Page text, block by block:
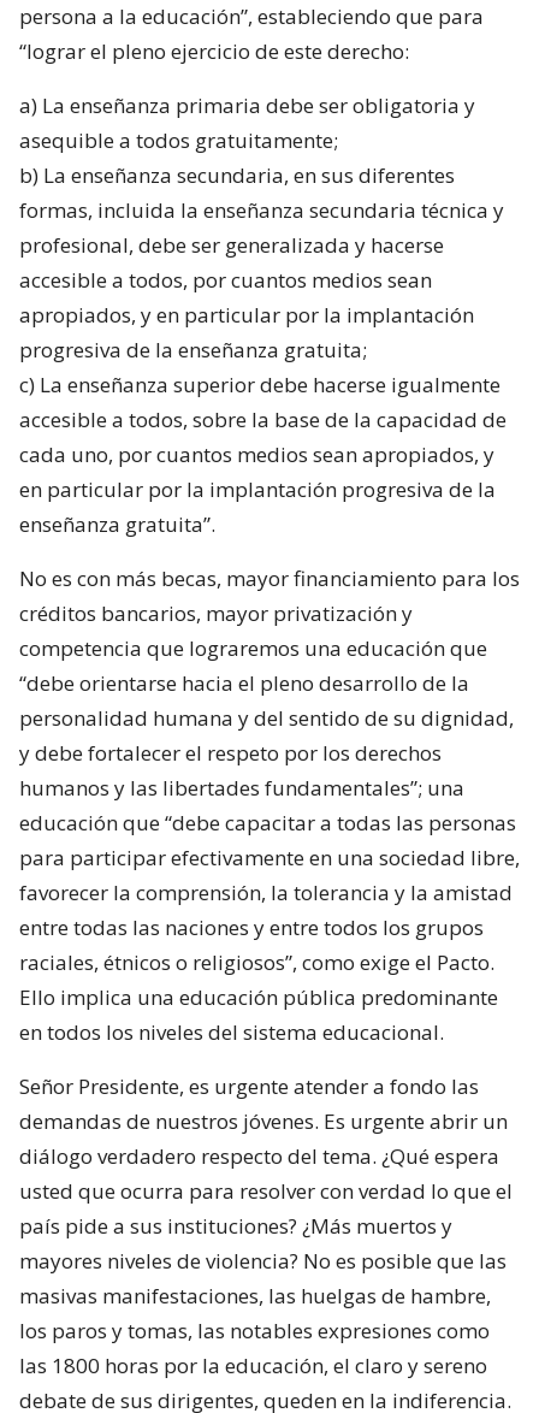
persona a la educación”, estableciendo que para
“lograr el pleno ejercicio de este derecho:
a) La enseñanza primaria debe ser obligatoria y
asequible a todos gratuitamente;
b) La enseñanza secundaria, en sus diferentes
formas, incluida la enseñanza secundaria técnica y
profesional, debe ser generalizada y hacerse
accesible a todos, por cuantos medios sean
apropiados, y en particular por la implantación
progresiva de la enseñanza gratuita;
c) La enseñanza superior debe hacerse igualmente
accesible a todos, sobre la base de la capacidad de
cada uno, por cuantos medios sean apropiados, y
en particular por la implantación progresiva de la
enseñanza gratuita”.
No es con más becas, mayor financiamiento para los
créditos bancarios, mayor privatización y
competencia que lograremos una educación que
“debe orientarse hacia el pleno desarrollo de la
personalidad humana y del sentido de su dignidad,
y debe fortalecer el respeto por los derechos
humanos y las libertades fundamentales”; una
educación que “debe capacitar a todas las personas
para participar efectivamente en una sociedad libre,
favorecer la comprensión, la tolerancia y la amistad
entre todas las naciones y entre todos los grupos
raciales, étnicos o religiosos”, como exige el Pacto.
Ello implica una educación pública predominante
en todos los niveles del sistema educacional.
Señor Presidente, es urgente atender a fondo las
demandas de nuestros jóvenes. Es urgente abrir un
diálogo verdadero respecto del tema. ¿Qué espera
usted que ocurra para resolver con verdad lo que el
país pide a sus instituciones? ¿Más muertos y
mayores niveles de violencia? No es posible que las
masivas manifestaciones, las huelgas de hambre,
los paros y tomas, las notables expresiones como
las 1800 horas por la educación, el claro y sereno
debate de sus dirigentes, queden en la indiferencia.